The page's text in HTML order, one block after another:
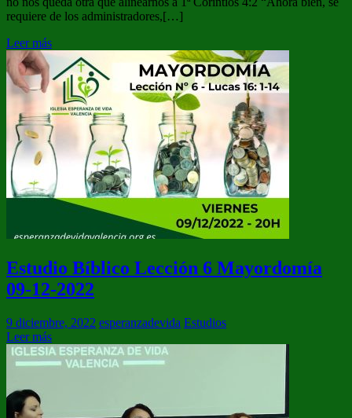
requiere de los administradores,[…]
Leer más
Estudio Bíblico Lección 6 Mayordomía
09-12-2022
9 diciembre, 2022 esperanzadevida Estudios
Leer más